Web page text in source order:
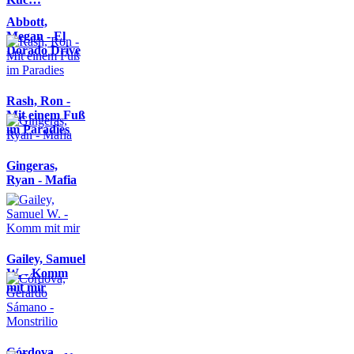
Abbott,
Megan - El
Dorado Drive
Rash, Ron -
Mit einem Fuß
im Paradies
Gingeras,
Ryan - Mafia
Gailey, Samuel
W. - Komm
mit mir